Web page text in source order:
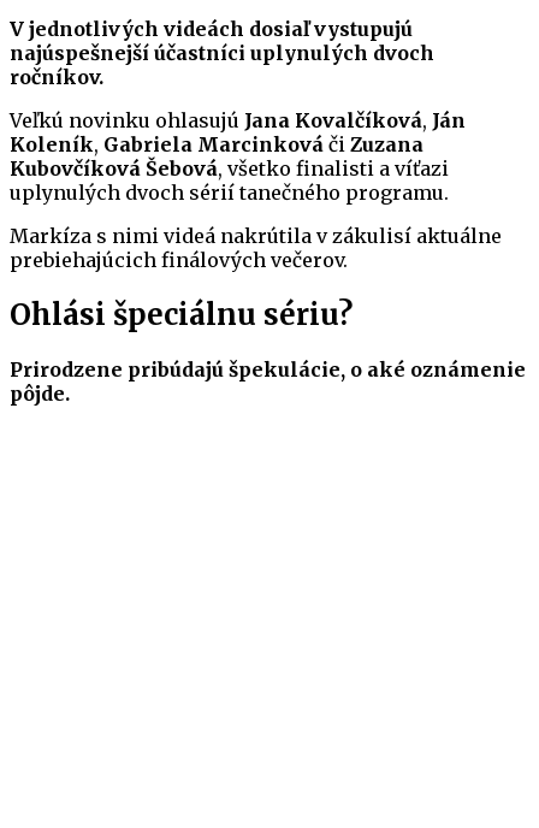
V jednotlivých videách dosiaľ vystupujú
najúspešnejší účastníci uplynulých dvoch
ročníkov.
Veľkú novinku ohlasujú Jana Kovalčíková, Ján
Koleník, Gabriela Marcinková či Zuzana
Kubovčíková Šebová, všetko finalisti a víťazi
uplynulých dvoch sérií tanečného programu.
Markíza s nimi videá nakrútila v zákulisí aktuálne
prebiehajúcich finálových večerov.
Ohlási špeciálnu sériu?
Prirodzene pribúdajú špekulácie, o aké oznámenie
pôjde.